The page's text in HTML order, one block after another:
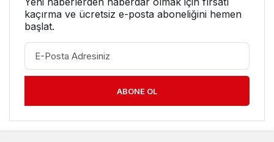
kaçırma ve ücretsiz e-posta aboneliğini hemen
başlat.
ABONE OL